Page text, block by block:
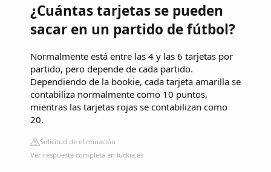
¿Cuántas tarjetas se pueden
sacar en un partido de fútbol?
Normalmente está entre las 4 y las 6 tarjetas por
partido, pero depende de cada partido.
Dependiendo de la bookie, cada tarjeta amarilla se
contabiliza normalmente como 10 puntos,
mientras las tarjetas rojas se contabilizan como
20.
Solicitud de eliminación
Ver respuesta completa en luckia.es